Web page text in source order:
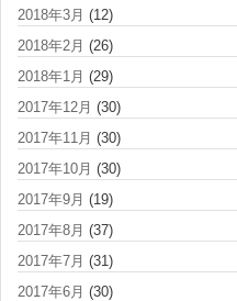
2018年3月 (12)
2018年2月 (26)
2018年1月 (29)
2017年12月 (30)
2017年11月 (30)
2017年10月 (30)
2017年9月 (19)
2017年8月 (37)
2017年7月 (31)
2017年6月 (30)